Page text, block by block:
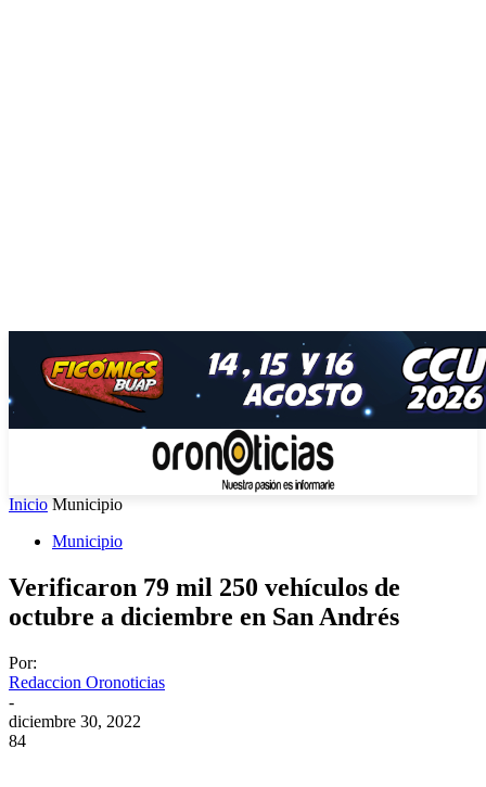
Inicio Municipio
Municipio
Verificaron 79 mil 250 vehículos de
octubre a diciembre en San Andrés
Por:
Redaccion Oronoticias
-
diciembre 30, 2022
84